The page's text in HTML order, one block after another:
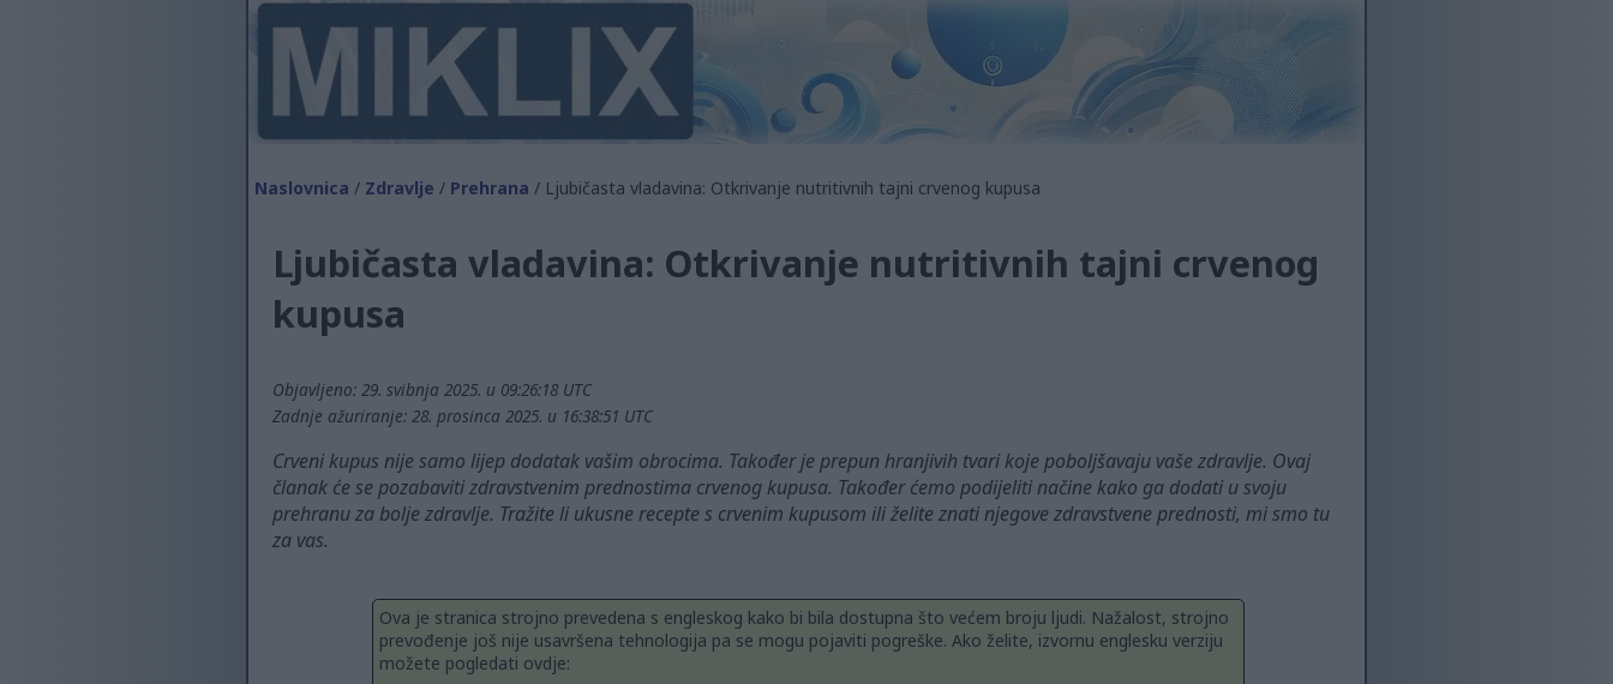
Naslovnica / Zdravlje / Prehrana / Ljubičasta vladavina: Otkrivanje nutritivnih tajni crvenog kupusa
Ljubičasta vladavina: Otkrivanje nutritivnih tajni crvenog
kupusa
Objavljeno: 29. svibnja 2025. u 09:26:18 UTC
Zadnje ažuriranje: 28. prosinca 2025. u 16:38:51 UTC
Crveni kupus nije samo lijep dodatak vašim obrocima. Također je prepun hranjivih tvari koje poboljšavaju vaše zdravlje. Ovaj
članak će se pozabaviti zdravstvenim prednostima crvenog kupusa. Također ćemo podijeliti načine kako ga dodati u svoju
prehranu za bolje zdravlje. Tražite li ukusne recepte s crvenim kupusom ili želite znati njegove zdravstvene prednosti, mi smo tu
za vas.
Ova je stranica strojno prevedena s engleskog kako bi bila dostupna što većem broju ljudi. Nažalost, strojno
prevođenje još nije usavršena tehnologija pa se mogu pojaviti pogreške. Ako želite, izvornu englesku verziju
možete pogledati ovdje: